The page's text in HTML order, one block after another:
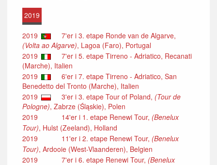
2019
2019
7'er i 3. etape Ronde van de Algarve,
(Volta ao Algarve), Lagoa (Faro), Portugal
2019
7'er i 5. etape Tirreno - Adriatico, Recanati
(Marche), Italien
2019
6'er i 7. etape Tirreno - Adriatico, San
Benedetto del Tronto (Marche), Italien
2019
3'er i 3. etape Tour of Poland, (Tour de
Pologne), Zabrze (Śląskie), Polen
2019
14'er i 1. etape Renewi Tour, (Benelux
Tour), Hulst (Zeeland), Holland
2019
11'er i 2. etape Renewi Tour, (Benelux
Tour), Ardooie (West-Vlaanderen), Belgien
2019
7'er i 6. etape Renewi Tour, (Benelux